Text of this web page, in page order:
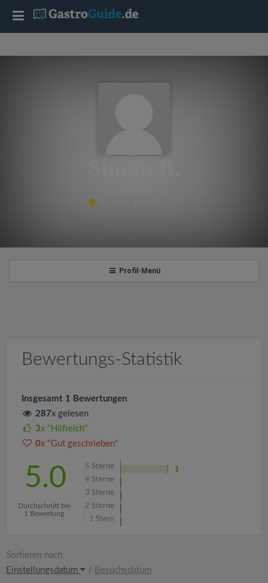
Platz #1 • 24 Punkte
Profil-Menü
Bewertungs-Statistik
Insgesamt 1 Bewertungen
287x gelesen
3x "Hilfreich"
0x "Gut geschrieben"
5.0
Durchschnitt bei
1 Bewertung
5 Sterne
1
4 Sterne
3 Sterne
2 Sterne
1 Stern
Sortieren nach
Einstellungsdatum
/ Besuchsdatum
T
a
t
i